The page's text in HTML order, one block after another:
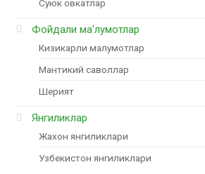
Суюк овкатлар
Фойдали ма'лумотлар
Кизикарли малумотлар
Мантикий саволлар
Шерият
Янгиликлар
Жахон янгиликлари
Узбекистон янгиликлари